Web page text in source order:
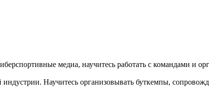
медиа, научитесь работать с командами и
Научитесь организовывать буткемпы,